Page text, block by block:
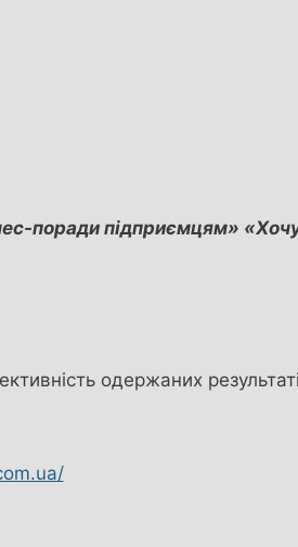
поради підприємцям»
одержаних